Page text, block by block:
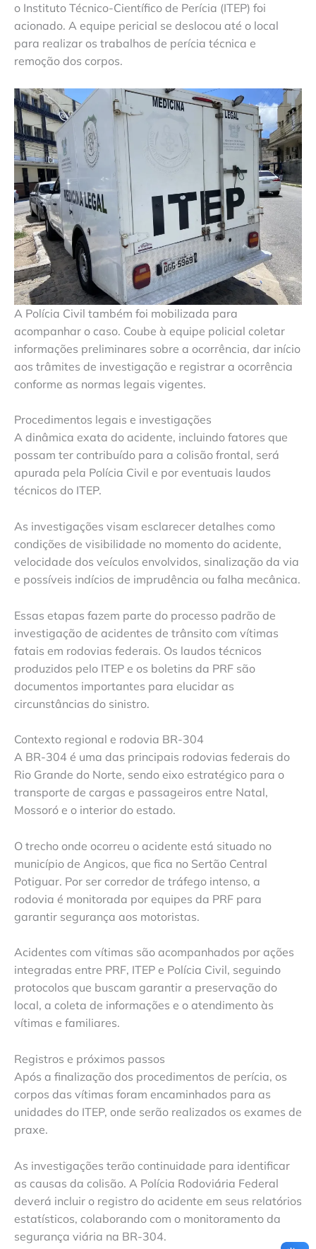
o Instituto Técnico-Científico de Perícia (ITEP) foi
acionado. A equipe pericial se deslocou até o local
para realizar os trabalhos de perícia técnica e
remoção dos corpos.
A Polícia Civil também foi mobilizada para
acompanhar o caso. Coube à equipe policial coletar
informações preliminares sobre a ocorrência, dar início
aos trâmites de investigação e registrar a ocorrência
conforme as normas legais vigentes.
Procedimentos legais e investigações
A dinâmica exata do acidente, incluindo fatores que
possam ter contribuído para a colisão frontal, será
apurada pela Polícia Civil e por eventuais laudos
técnicos do ITEP.
As investigações visam esclarecer detalhes como
condições de visibilidade no momento do acidente,
velocidade dos veículos envolvidos, sinalização da via
e possíveis indícios de imprudência ou falha mecânica.
Essas etapas fazem parte do processo padrão de
investigação de acidentes de trânsito com vítimas
fatais em rodovias federais. Os laudos técnicos
produzidos pelo ITEP e os boletins da PRF são
documentos importantes para elucidar as
circunstâncias do sinistro.
Contexto regional e rodovia BR-304
A BR-304 é uma das principais rodovias federais do
Rio Grande do Norte, sendo eixo estratégico para o
transporte de cargas e passageiros entre Natal,
Mossoró e o interior do estado.
O trecho onde ocorreu o acidente está situado no
município de Angicos, que fica no Sertão Central
Potiguar. Por ser corredor de tráfego intenso, a
rodovia é monitorada por equipes da PRF para
garantir segurança aos motoristas.
Acidentes com vítimas são acompanhados por ações
integradas entre PRF, ITEP e Polícia Civil, seguindo
protocolos que buscam garantir a preservação do
local, a coleta de informações e o atendimento às
vítimas e familiares.
Registros e próximos passos
Após a finalização dos procedimentos de perícia, os
corpos das vítimas foram encaminhados para as
unidades do ITEP, onde serão realizados os exames de
praxe.
As investigações terão continuidade para identificar
as causas da colisão. A Polícia Rodoviária Federal
deverá incluir o registro do acidente em seus relatórios
estatísticos, colaborando com o monitoramento da
segurança viária na BR-304.